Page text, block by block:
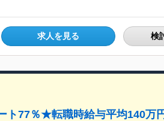
求人を見る 検
ト77％★転職時給与平均140万